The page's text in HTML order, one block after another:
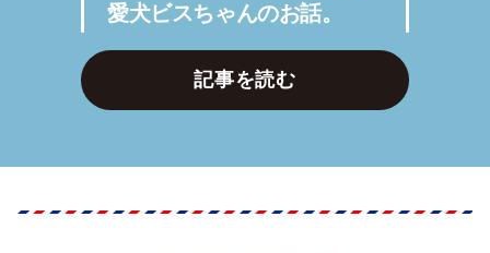
愛犬ビスちゃんのお話。
記事を読む